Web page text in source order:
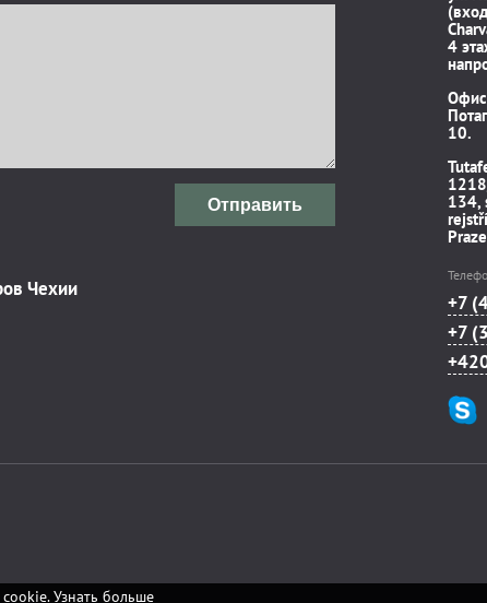
Отправить
Чехии
4
10.
134,
+7
+7
cookie.Узнать больше